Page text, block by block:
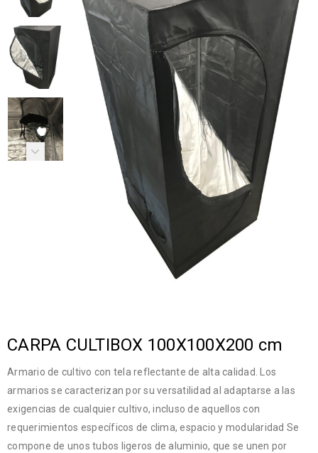
CARPA CULTIBOX 100X100X200 cm
Armario de cultivo con tela reflectante de alta calidad. Los
armarios se caracterizan por su versatilidad al adaptarse a las
exigencias de cualquier cultivo, incluso de aquellos con
requerimientos específicos de clima, espacio y modularidad Se
compone de unos tubos ligeros de aluminio, que se unen por